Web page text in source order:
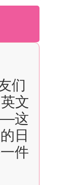
们
文
这
日
件